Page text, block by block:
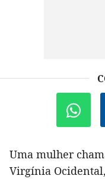
Uma mulher
Virgínia